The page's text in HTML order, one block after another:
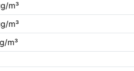
m³
m³
m³